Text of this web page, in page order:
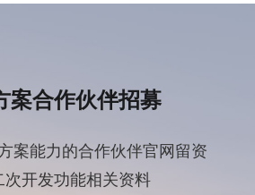
案合作伙伴招募
案能力的合作伙伴官网留资
次开发功能相关资料